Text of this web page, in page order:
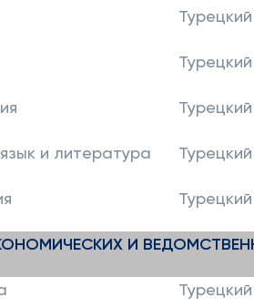
Турецкий
Турецкий
Турецкий
и литература Турецкий
Турецкий
И
Турецкий